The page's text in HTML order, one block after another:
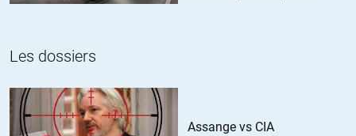
Hiro Masamune
Sous quel statut serons placés les palestiniens annexés ? Acquièrent
ils les droits de ceux qu’on appelle, je sais pas pourquoi, « les arabes
israéliens » ?
Les dossiers
Assange vs CIA